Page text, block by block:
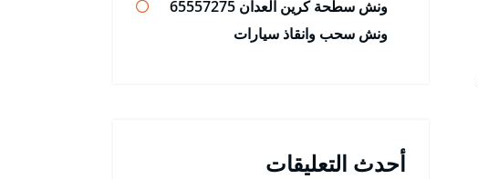
ونش سطحة كرين العدان 65557275
ونش سحب وانقاذ سيارات
أحدث التعليقات